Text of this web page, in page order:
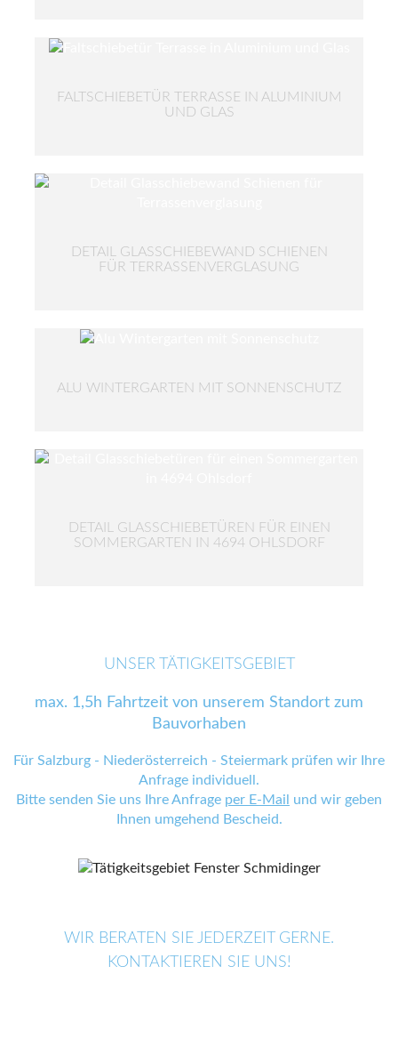
FALTSCHIEBETÜR TERRASSE IN ALUMINIUM
UND GLAS
DETAIL GLASSCHIEBEWAND SCHIENEN
FÜR TERRASSENVERGLASUNG
ALU WINTERGARTEN MIT SONNENSCHUTZ
DETAIL GLASSCHIEBETÜREN FÜR EINEN
SOMMERGARTEN IN 4694 OHLSDORF
UNSER TÄTIGKEITSGEBIET
max. 1,5h Fahrtzeit von unserem Standort zum
Bauvorhaben
Für Salzburg - Niederösterreich - Steiermark prüfen wir Ihre
Anfrage individuell.
Bitte senden Sie uns Ihre Anfrage per E-Mail
und wir geben
Ihnen umgehend Bescheid.
WIR BERATEN SIE JEDERZEIT GERNE.
KONTAKTIEREN SIE UNS!